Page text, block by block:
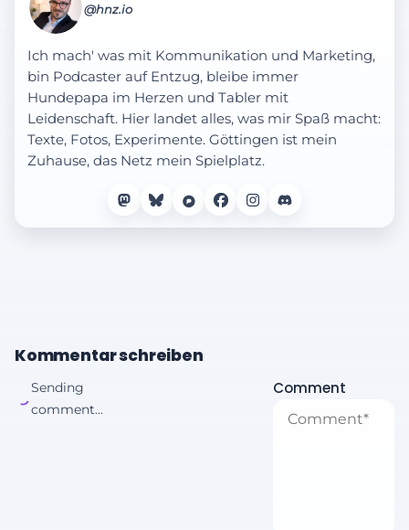
@hnz.io
Ich mach' was mit Kommunikation und Marketing,
bin Podcaster auf Entzug, bleibe immer
Hundepapa im Herzen und Tabler mit
Leidenschaft. Hier landet alles, was mir Spaß macht:
Texte, Fotos, Experimente. Göttingen ist mein
Zuhause, das Netz mein Spielplatz.
Kommentar schreiben
Sending
comment...
Comment